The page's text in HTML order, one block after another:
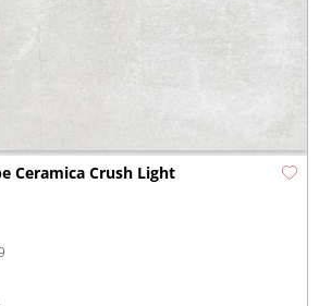
Ceramica Crush Light